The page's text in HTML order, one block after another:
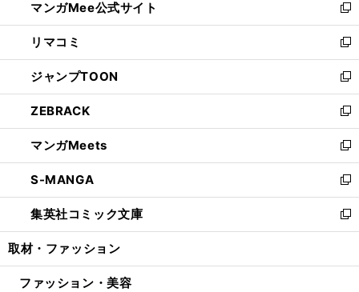
く
ド
ウ
で
開
く
ィ
ン
ド
ウ
で
開
く
い
ウ
ィ
ン
ド
ウ
で
開
く
マンガMee公式サイト
新
し
い
ウ
ィ
ン
ド
ウ
で
開
く
リマコミ
新
し
い
ウ
ィ
ン
ド
ウ
で
開
く
ジャンプTOON
新
し
い
ウ
ィ
ン
ド
ウ
で
開
ZEBRACK
新
し
い
ウ
ィ
ン
ド
ウ
開
マンガMeets
新
し
い
ウ
ィ
ン
ウ
S-MANGA
新
し
い
ウ
ン
集英社コミック文庫
新
し
ウ
取材・ファッション
ファッション・美容